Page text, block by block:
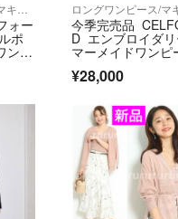
ォー
ポ
ンピ
今季完売品
D エンブロイダ
マーメイドワンピ
¥28,000